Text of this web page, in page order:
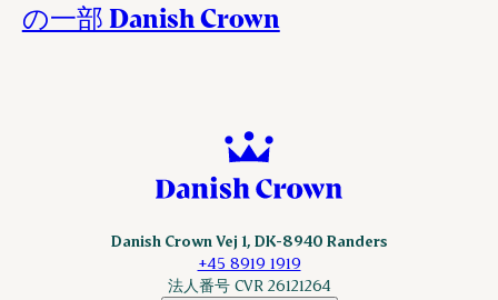
の一部 Danish Crown
Danish Crown Vej 1, DK-8940 Randers
+45 8919 1919
法人番号 CVR 26121264